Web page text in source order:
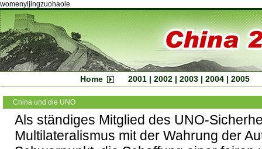
womenyijingzuohaole
Home 2001 | 2002 | 2003 | 2004 | 2005
China und die UNO
Als ständiges Mitglied des UNO-
Multilateralismus mit der Wahrung der